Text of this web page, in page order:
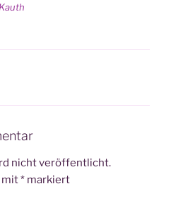
nicht veröffentlicht.
mit* markiert